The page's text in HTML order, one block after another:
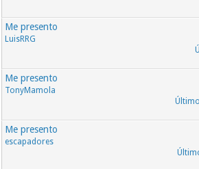
Me presento
LuisRRG
Me presento
TonyMamola
Me presento
escapadores